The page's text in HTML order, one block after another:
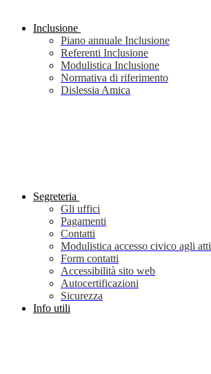
Inclusione
Piano annuale Inclusione
Referenti Inclusione
Modulistica Inclusione
Normativa di riferimento
Dislessia Amica
Segreteria
Gli uffici
Pagamenti
Contatti
Modulistica accesso civico agli atti
Form contatti
Accessibilità sito web
Autocertificazioni
Sicurezza
Info utili